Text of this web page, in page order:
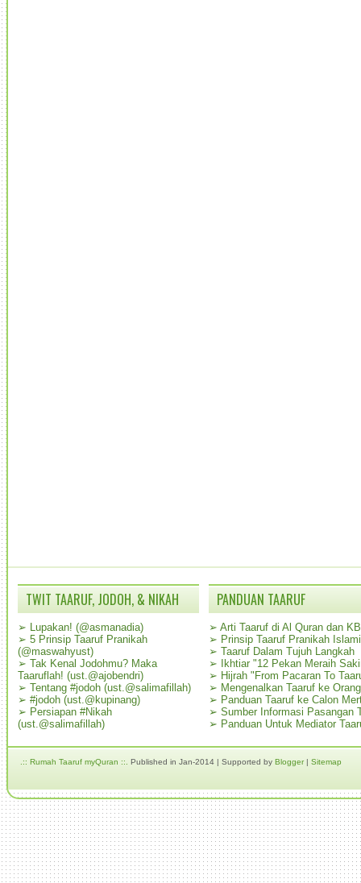
TWIT TAARUF, JODOH, & NIKAH
➢ Lupakan! (@asmanadia)
➢ 5 Prinsip Taaruf Pranikah
(@maswahyust)
➢ Tak Kenal Jodohmu? Maka
Taaruflah! (ust.@ajobendri)
➢ Tentang #jodoh (ust.@salimafillah)
➢ #jodoh (ust.@kupinang)
➢ Persiapan #Nikah
(ust.@salimafillah)
PANDUAN TAARUF
➢ Arti Taaruf di Al Quran dan
➢ Prinsip Taaruf Pranikah Islami
➢ Taaruf Dalam Tujuh Langkah
➢
Ikhtiar "12 Pekan Meraih
➢ Hijrah "From Pacaran To
➢ Mengenalkan Taaruf ke
➢ Panduan Taaruf ke Calon
➢ Sumber Informasi Pasangan
➢ Panduan Untuk Mediator
.:: Rumah Taaruf myQuran ::. Published in Jan-2014 | Supported by Blogger| Sitemap